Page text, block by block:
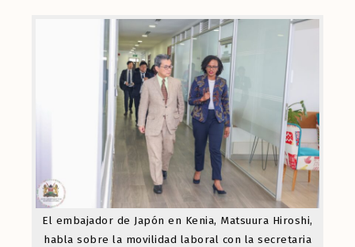
El embajador de Japón en Kenia, Matsuura Hiroshi,
habla sobre la movilidad laboral con la secretaria